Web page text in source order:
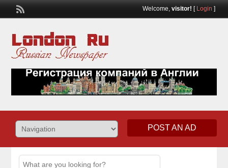
Welcome, visitor! [ Login ]
POST AN AD